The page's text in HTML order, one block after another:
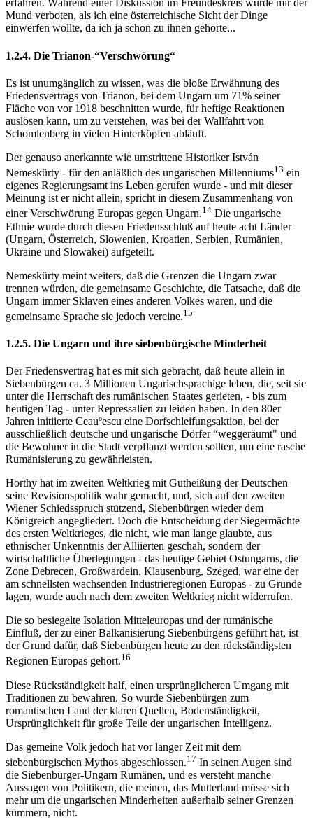
erfahren. Während einer Diskussion im Freundeskreis wurde mir der
Mund verboten, als ich eine österreichische Sicht der Dinge
einwerfen wollte, da ich ja schon zu ihnen gehörte...
1.2.4. Die Trianon-“Verschwörung“
Es ist unumgänglich zu wissen, was die bloße Erwähnung des
Friedensvertrags von Trianon, bei dem Ungarn um 71% seiner
Fläche von vor 1918 beschnitten wurde, für heftige Reaktionen
auslösen kann, um zu verstehen, was bei der Wallfahrt von
Schomlenberg in vielen Hinterköpfen abläuft.
Der genauso anerkannte wie umstrittene Historiker István
Nemeskürty - für den anläßlich des ungarischen Millenniums13 ein
eigenes Regierungsamt ins Leben gerufen wurde - und mit dieser
Meinung ist er nicht allein, spricht in diesem Zusammenhang von
einer Verschwörung Europas gegen Ungarn.14 Die ungarische
Ethnie wurde durch diesen Friedensschluß auf heute acht Länder
(Ungarn, Österreich, Slowenien, Kroatien, Serbien, Rumänien,
Ukraine und Slowakei) aufgeteilt.
Nemeskürty meint weiters, daß die Grenzen die Ungarn zwar
trennen würden, die gemeinsame Geschichte, die Tatsache, daß die
Ungarn immer Sklaven eines anderen Volkes waren, und die
gemeinsame Sprache sie jedoch vereine.15
1.2.5. Die Ungarn und ihre siebenbürgische Minderheit
Der Friedensvertrag hat es mit sich gebracht, daß heute allein in
Siebenbürgen ca. 3 Millionen Ungarischsprachige leben, die, seit sie
unter die Herrschaft des rumänischen Staates gerieten, - bis zum
heutigen Tag - unter Repressalien zu leiden haben. In den 80er
Jahren initiierte Ceauºescu eine Dorfschleifungsaktion, bei der
ausschließlich deutsche und ungarische Dörfer “weggeräumt" und
die Bewohner in die Stadt verpflanzt werden sollten, um eine rasche
Rumänisierung zu gewährleisten.
Horthy hat im zweiten Weltkrieg mit Gutheißung der Deutschen
seine Revisionspolitik wahr gemacht, und, sich auf den zweiten
Wiener Schiedsspruch stützend, Siebenbürgen wieder dem
Königreich angegliedert. Doch die Entscheidung der Siegermächte
des ersten Weltkrieges, die nicht, wie man lange glaubte, aus
ethnischer Unkenntnis der Alliierten geschah, sondern der
wirtschaftliche Überlegungen - das heutige Gebiet Ostungarns, die
Zone Debrecen, Großwardein, Klausenburg, Szeged, war eine der
am schnellsten wachsenden Industrieregionen Europas - zu Grunde
lagen, wurde auch nach dem zweiten Weltkrieg nicht widerrufen.
Die so besiegelte Isolation Mitteleuropas und der rumänische
Einfluß, der zu einer Balkanisierung Siebenbürgens geführt hat, ist
der Grund dafür, daß Siebenbürgen heute zu den rückständigsten
Regionen Europas gehört.16
Diese Rückständigkeit half, einen ursprünglicheren Umgang mit
Traditionen zu bewahren. So wurde Siebenbürgen zum
romantischen Land der klaren Quellen, Bodenständigkeit,
Ursprünglichkeit für große Teile der ungarischen Intelligenz.
Das gemeine Volk jedoch hat vor langer Zeit mit dem
siebenbürgischen Mythos abgeschlossen.17 In seinen Augen sind
die Siebenbürger-Ungarn Rumänen, und es versteht manche
Aussagen von Politikern, die meinen, das Mutterland müsse sich
mehr um die ungarischen Minderheiten außerhalb seiner Grenzen
kümmern, nicht.